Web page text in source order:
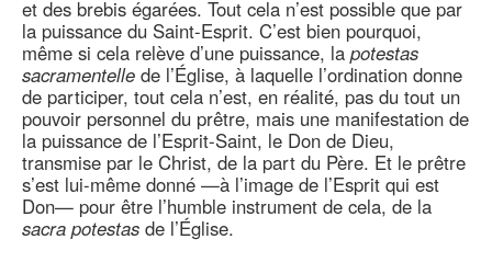
et des brebis égarées. Tout cela n’est possible que par
la puissance du Saint-Esprit. C’est bien pourquoi,
même si cela relève d’une puissance, la potestas
sacramentelle de l’Église, à laquelle l’ordination donne
de participer, tout cela n’est, en réalité, pas du tout un
pouvoir personnel du prêtre, mais une manifestation de
la puissance de l’Esprit-Saint, le Don de Dieu,
transmise par le Christ, de la part du Père. Et le prêtre
s’est lui-même donné —à l’image de l’Esprit qui est
Don— pour être l’humble instrument de cela, de la
sacra potestas de l’Église.